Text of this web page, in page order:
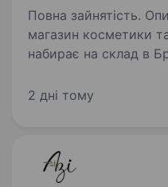
Повна зайнятість. Опис вакансіїІнтернет-
магазин косметики
набирає на склад в
та студентів. Вимоги: Знання ПК на рівні
2 дні тому